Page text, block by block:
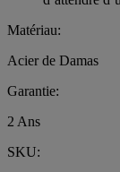
Matériau:
Acier de Damas
Garantie:
2 Ans
SKU: